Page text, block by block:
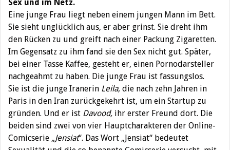
Sex und im Netz.
Eine junge Frau liegt neben einem jungen Mann im Bett.
Sie sieht unglücklich aus, er aber grinst. Sie dreht ihm
den Rücken zu und greift nach einer Packung Zigaretten.
Im Gegensatz zu ihm fand sie den Sex nicht gut. Später,
bei einer Tasse Kaffee, gesteht er, einen Pornodarsteller
nachgeahmt zu haben. Die junge Frau ist fassungslos.
Sie ist die junge Iranerin Leila, die nach zehn Jahren in
Paris in den Iran zurückgekehrt ist, um ein Startup zu
gründen. Und er ist Davood, ihr erster Freund dort. Die
beiden sind zwei von vier Hauptcharakteren der Online-
Comicserie „Jensiat“. Das Wort „Jensiat“ bedeutet